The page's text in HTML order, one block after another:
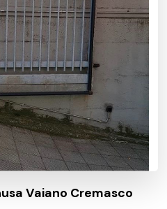
Vaiano Cremasco